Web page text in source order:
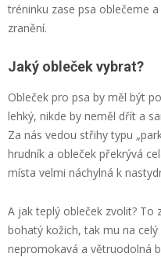
tréninku zase psa oblečeme
zranění.
Jaký obleček vybrat?
Obleček pro psa by měl být
lehký, nikde by neměl dřít a
Za nás vedou střihy typu
hrudník a obleček překrývá
místa velmi náchylná k
A jak teplý obleček zvolit? To
bohatý kožich, tak mu na
nepromokavá a větruodolná